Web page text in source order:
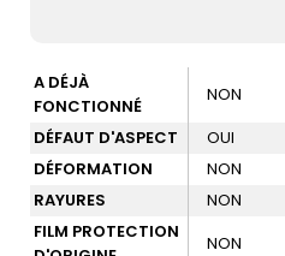
A DÉJÀ
FONCTIONNÉ
NON
DÉFAUT D'ASPECT
OUI
DÉFORMATION
NON
RAYURES
NON
FILM PROTECTION
NON